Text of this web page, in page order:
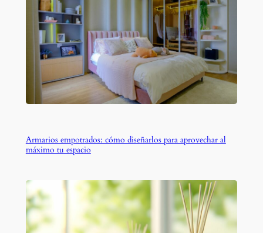
Armarios empotrados: cómo diseñarlos para aprovechar al
máximo tu espacio